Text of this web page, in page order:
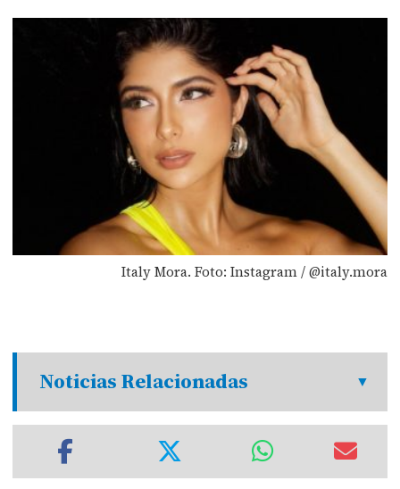
Italy Mora. Foto: Instagram / @italy.mora
Noticias Relacionadas